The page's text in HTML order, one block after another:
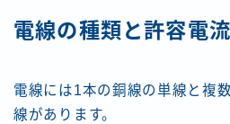
電線の種類と許容電流
電線には1本の銅線の単線と複
線があります。